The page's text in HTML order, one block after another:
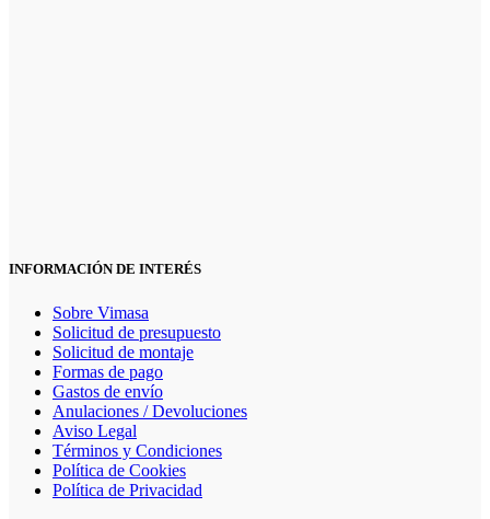
INFORMACIÓN DE INTERÉS
Sobre Vimasa
Solicitud de presupuesto
Solicitud de montaje
Formas de pago
Gastos de envío
Anulaciones / Devoluciones
Aviso Legal
Términos y Condiciones
Política de Cookies
Política de Privacidad